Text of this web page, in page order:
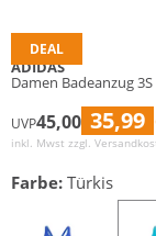
DEAL
ADIDAS
Damen Badeanzug 3S
UVP45,00 35,99
inkl. Mwst zzgl.
Farbe: Türkis